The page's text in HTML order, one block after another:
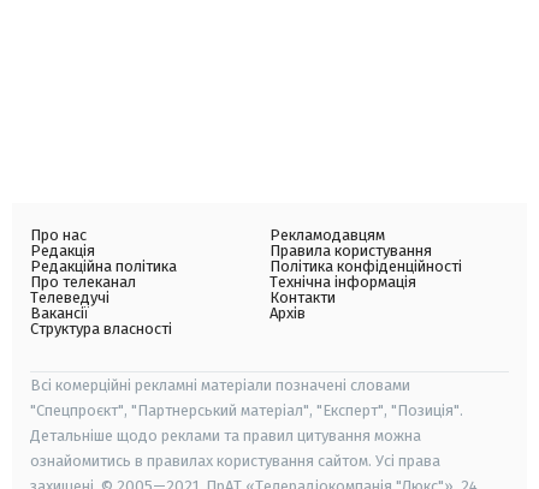
Про нас
Редакція
Редакційна політика
Про телеканал
Телеведучі
Вакансії
Структура власності
Рекламодавцям
Правила користування
Політика конфіденційності
Технічна інформація
Контакти
Архів
Всі комерційні рекламні матеріали позначені словами
"Спецпроєкт", "Партнерський матеріал", "Експерт", "Позиція".
Детальніше щодо реклами та правил цитування можна
ознайомитись в правилах користування сайтом. Усі права